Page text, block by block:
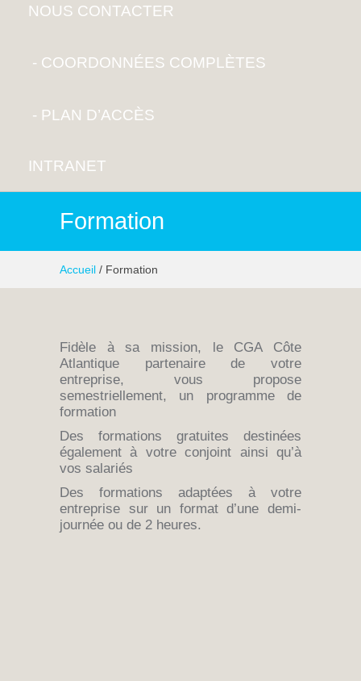
NOUS CONTACTER
COORDONNÉES COMPLÈTES
PLAN D’ACCÈS
INTRANET
Formation
Accueil / Formation
Fidèle à sa mission, le CGA Côte
Atlantique partenaire de votre
entreprise, vous propose
semestriellement, un programme de
formation
Des formations gratuites destinées
également à votre conjoint ainsi qu’à
vos salariés
Des formations adaptées à votre
entreprise sur un format d’une demi-
journée ou de 2 heures.